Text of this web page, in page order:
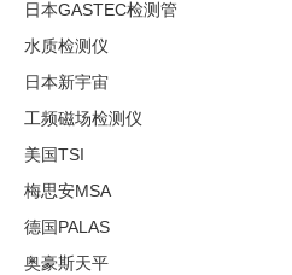
日本GASTEC检测管
水质检测仪
日本新宇宙
工频磁场检测仪
美国TSI
梅思安MSA
德国PALAS
奥豪斯天平